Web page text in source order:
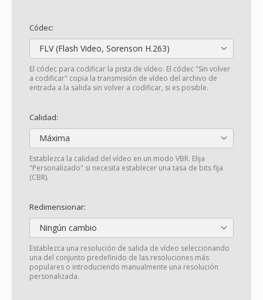
Códec:
FLV (Flash Video, Sorenson H.263)
El códec para codificar la pista de vídeo. El códec "Sin volver
a codificar" copia la transmisión de vídeo del archivo de
entrada a la salida sin volver a codificar, si es posible.
Calidad:
Máxima
Establezca la calidad del vídeo en un modo VBR. Elija
"Personalizado" si necesita establecer una tasa de bits fija
(CBR).
Redimensionar:
Ningún cambio
Establezca una resolución de salida de vídeo seleccionando
una del conjunto predefinido de las resoluciones más
populares o introduciendo manualmente una resolución
personalizada.